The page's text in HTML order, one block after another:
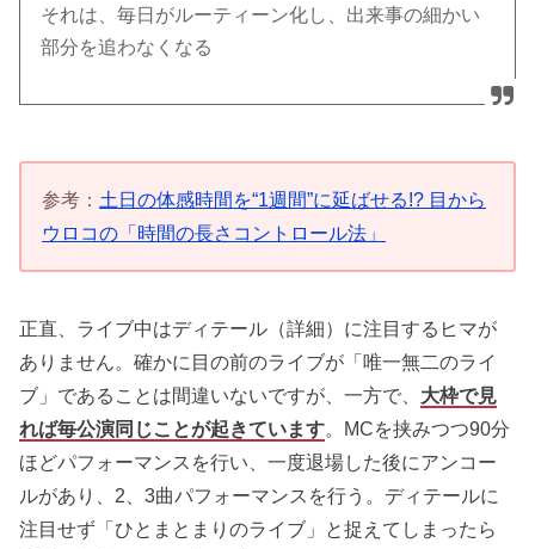
それは、毎日がルーティーン化し、出来事の細かい
部分を追わなくなる
参考： 土日の体感時間を“1週間”に延ばせる!? 目から
ウロコの「時間の長さコントロール法」
正直、ライブ中はディテール（詳細）に注目するヒマが
ありません。確かに目の前のライブが「唯一無二のライ
ブ」であることは間違いないですが、一方で、 大枠で見
れば毎公演同じことが起きています。MCを挟みつつ90分
ほどパフォーマンスを行い、一度退場した後にアンコー
ルがあり、2、3曲パフォーマンスを行う。ディテールに
注目せず「ひとまとまりのライブ」と捉えてしまったら